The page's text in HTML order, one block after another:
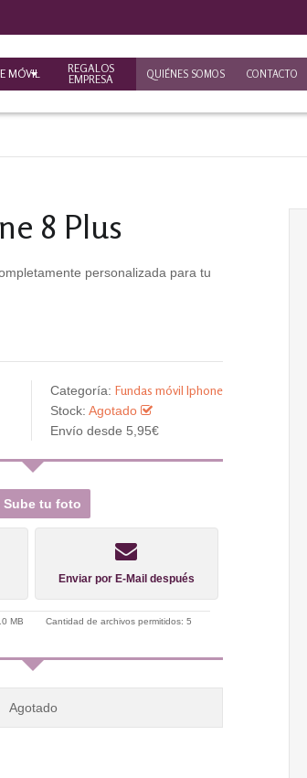
MÓVIL
REGALOS
EMPRESA
QUIÉNES SOMOS CONTACTO
8 Plus
personalizada para tu
Categoría: Fundas móvil Iphone
Stock: Agotado
Envío desde 5,95€
Sube tu foto
Enviar por E-Mail después
MB Cantidad de archivos permitidos: 5
Agotado